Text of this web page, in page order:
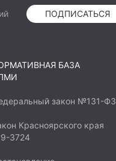
ПОДПИСАТЬСЯ
БАЗА
закон №131-ФЗ
Красноярского края
3724